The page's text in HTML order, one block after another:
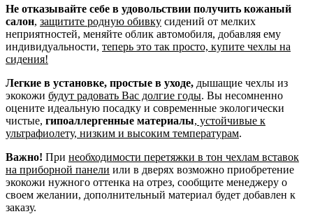
Не отказывайте себе в удовольствии получить кожаный
салон, защитите родную обивку сидений от мелких
неприятностей, меняйте облик автомобиля, добавляя ему
индивидуальности, теперь это так просто, купите чехлы на
сидения!
Легкие в установке, простые в уходе, дышащие чехлы из
экокожи будут радовать Вас долгие годы. Вы несомненно
оцените идеальную посадку и современные экологически
чистые, гипоаллергенные материалы, устойчивые к
ультрафиолету, низким и высоким температурам.
Важно! При необходимости перетяжки в тон чехлам вставок
на приборной панели или в дверях возможно приобретение
экокожи нужного оттенка на отрез, сообщите менеджеру о
своем желании, дополнительный материал будет добавлен к
заказу.